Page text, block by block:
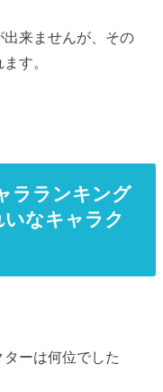
来ませんが、その
す。
ラランキング
なキャラク
ーは何位でした